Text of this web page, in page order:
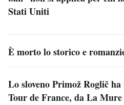
Stati Uniti
È morto lo storico e
Lo sloveno Primož Roglič
Tour de France, da La